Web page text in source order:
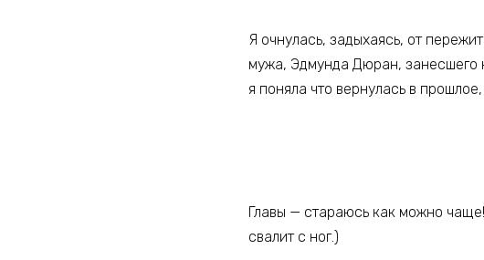
Я очнулась, задыхаясь, от
мужа, Эдмунда Дюран, занесшего
я поняла что вернулась в
Главы — стараюсь как можно
свалит с ног.)